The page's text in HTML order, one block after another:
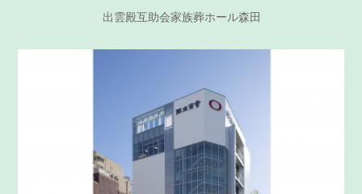
出雲殿互助会家族葬ホール森田